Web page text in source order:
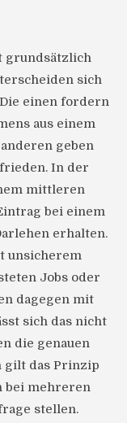
grundsätzlich
sich
einen fordern
aus einem
geben
In der
mittleren
bei einem
erhalten.
unsicherem
Jobs oder
dagegen mit
sich das nicht
die genauen
gilt das Prinzip
bei mehreren
stellen.